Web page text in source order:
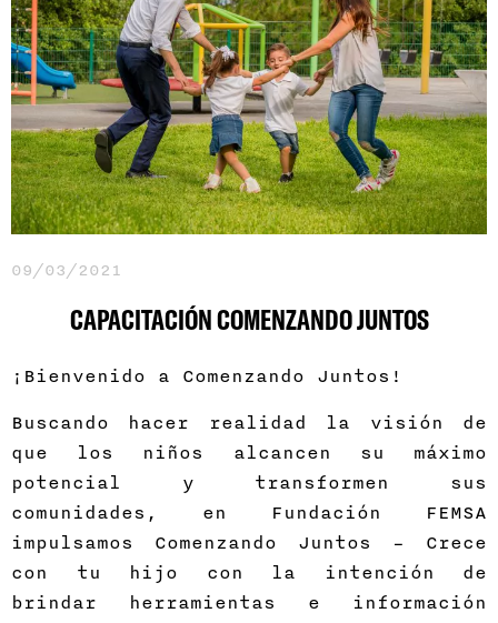
09/03/2021
CAPACITACIÓN COMENZANDO JUNTOS
¡Bienvenido a Comenzando Juntos!
Buscando hacer realidad la visión de
que los niños alcancen su máximo
potencial y transformen sus
comunidades, en Fundación FEMSA
impulsamos Comenzando Juntos – Crece
con tu hijo con la intención de
brindar herramientas e información